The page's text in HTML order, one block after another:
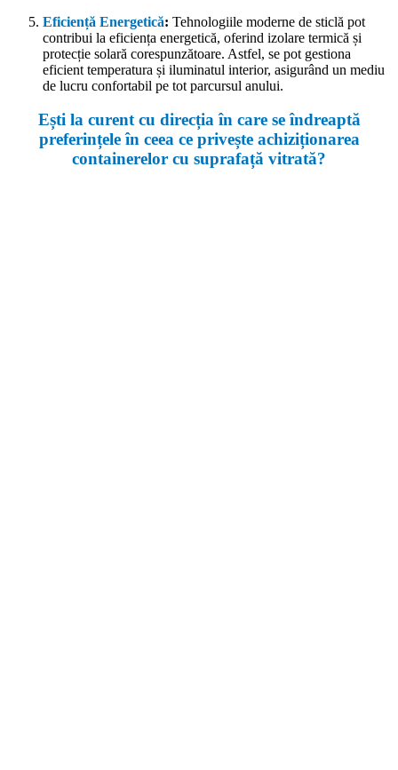
Eficiență Energetică: Tehnologiile moderne de sticlă pot
contribui la eficiența energetică, oferind izolare termică și
protecție solară corespunzătoare. Astfel, se pot gestiona
eficient temperatura și iluminatul interior, asigurând un mediu
de lucru confortabil pe tot parcursul anului.
Ești la curent cu direcția în care se îndreaptă
preferințele în ceea ce privește achiziționarea
containerelor cu suprafață vitrată?